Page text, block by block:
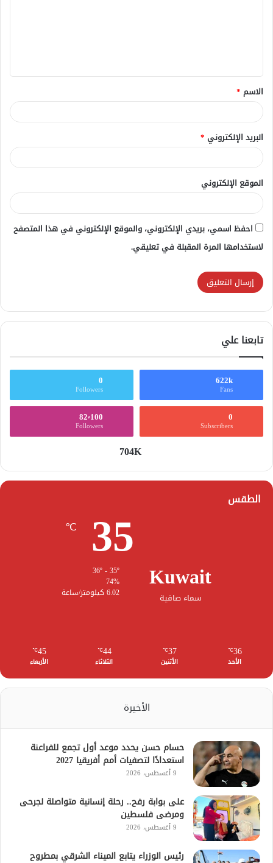
ق
*
الاسم *
البريد الإلكتروني *
الموقع الإلكتروني
احفظ اسمي، بريدي الإلكتروني، والموقع الإلكتروني في هذا المتصفح
لاستخدامها المرة المقبلة في تعليقي.
تابعنا علي
622k
Fans
0
Followers
0
Subscribers
82٬100
Followers
704K
الطقس
Kuwait
سماء صافية
35
℃
74%
6.02 كيلومتر/ساعة
36
℃
الأحد
37
℃
الأثنين
44
℃
الثلاثاء
45
℃
الأربعاء
الأخيرة
حسام حسن يحدد موعد أول تجمع للفراعنة
استعدادًا لتصفيات أمم أفريقيا 2027
9 أغسطس، 2026
على بوابة رفح.. رحلة إنسانية متواصلة لجرحى
ومرضى فلسطين
9 أغسطس، 2026
رئيس الوزراء يتابع الميناء الشرقي بمطروح